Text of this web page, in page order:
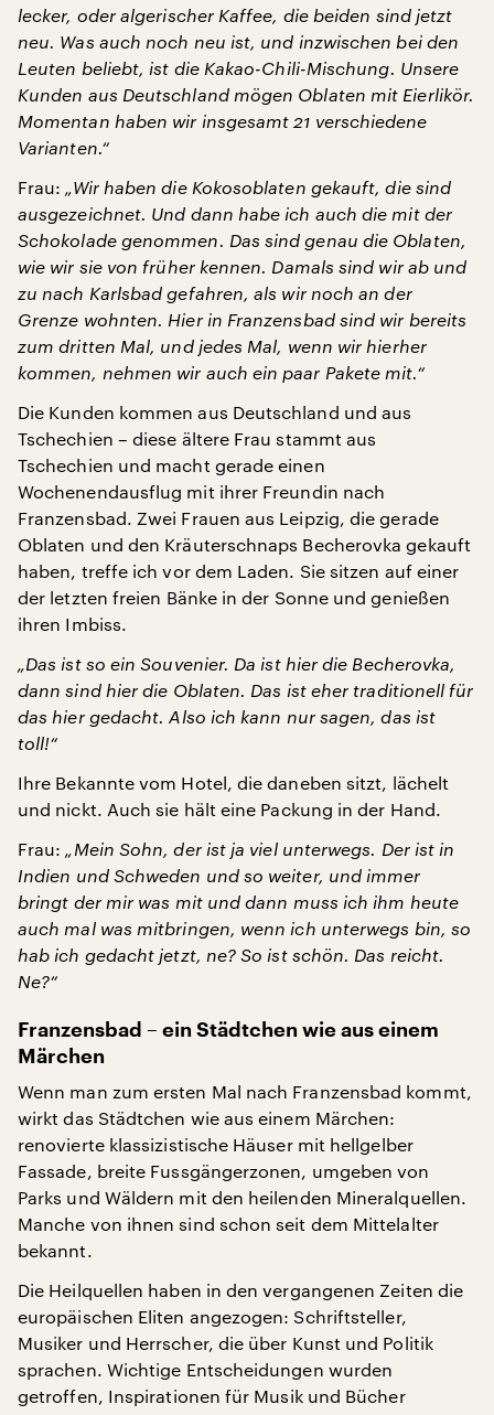
lecker, oder algerischer Kaffee, die beiden sind jetzt
neu. Was auch noch neu ist, und inzwischen bei den
Leuten beliebt, ist die Kakao-Chili-Mischung. Unsere
Kunden aus Deutschland mögen Oblaten mit Eierlikör.
Momentan haben wir insgesamt 21 verschiedene
Varianten.“
Frau: „Wir haben die Kokosoblaten gekauft, die sind
ausgezeichnet. Und dann habe ich auch die mit der
Schokolade genommen. Das sind genau die Oblaten,
wie wir sie von früher kennen. Damals sind wir ab und
zu nach Karlsbad gefahren, als wir noch an der
Grenze wohnten. Hier in Franzensbad sind wir bereits
zum dritten Mal, und jedes Mal, wenn wir hierher
kommen, nehmen wir auch ein paar Pakete mit.“
Die Kunden kommen aus Deutschland und aus
Tschechien – diese ältere Frau stammt aus
Tschechien und macht gerade einen
Wochenendausflug mit ihrer Freundin nach
Franzensbad. Zwei Frauen aus Leipzig, die gerade
Oblaten und den Kräuterschnaps Becherovka gekauft
haben, treffe ich vor dem Laden. Sie sitzen auf einer
der letzten freien Bänke in der Sonne und genießen
ihren Imbiss.
„Das ist so ein Souvenier. Da ist hier die Becherovka,
dann sind hier die Oblaten. Das ist eher traditionell für
das hier gedacht. Also ich kann nur sagen, das ist
toll!“
Ihre Bekannte vom Hotel, die daneben sitzt, lächelt
und nickt. Auch sie hält eine Packung in der Hand.
Frau: „Mein Sohn, der ist ja viel unterwegs. Der ist in
Indien und Schweden und so weiter, und immer
bringt der mir was mit und dann muss ich ihm heute
auch mal was mitbringen, wenn ich unterwegs bin, so
hab ich gedacht jetzt, ne? So ist schön. Das reicht.
Ne?“
Franzensbad – ein Städtchen wie aus einem
Märchen
Wenn man zum ersten Mal nach Franzensbad kommt,
wirkt das Städtchen wie aus einem Märchen:
renovierte klassizistische Häuser mit hellgelber
Fassade, breite Fussgängerzonen, umgeben von
Parks und Wäldern mit den heilenden Mineralquellen.
Manche von ihnen sind schon seit dem Mittelalter
bekannt.
Die Heilquellen haben in den vergangenen Zeiten die
europäischen Eliten angezogen: Schriftsteller,
Musiker und Herrscher, die über Kunst und Politik
sprachen. Wichtige Entscheidungen wurden
getroffen, Inspirationen für Musik und Bücher